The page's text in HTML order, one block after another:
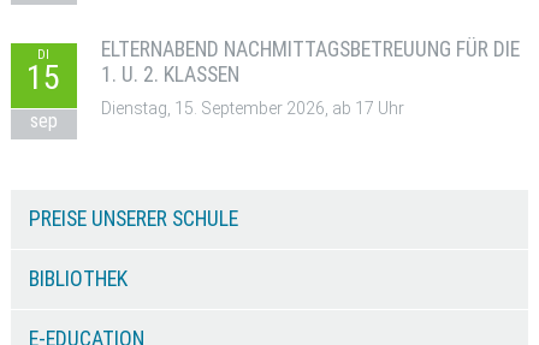
DI
15
sep
ELTERNABEND NACHMITTAGSBETREUUNG FÜR DIE
1. U. 2. KLASSEN
Dienstag, 15. September 2026, ab 17 Uhr
PREISE UNSERER SCHULE
BIBLIOTHEK
E-EDUCATION